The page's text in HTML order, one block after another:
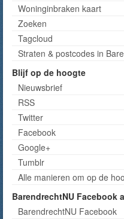
Woninginbraken kaart
Zoeken
Tagcloud
Straten & postcodes in
Blijf op de hoogte
Nieuwsbrief
RSS
Twitter
Facebook
Google+
Tumblr
Alle manieren om op de
BarendrechtNU Facebook
BarendrechtNU Facebook